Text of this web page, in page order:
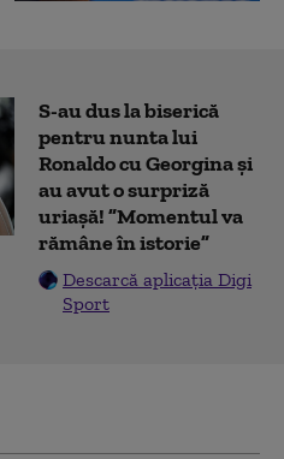
S-au dus la biserică
pentru nunta lui
Ronaldo cu Georgina și
au avut o surpriză
uriașă! ”Momentul va
rămâne în istorie”
Descarcă aplicația Digi
Sport